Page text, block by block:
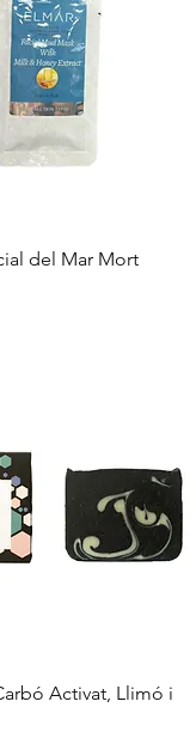
del Mar Mort
Activat, Llimó i